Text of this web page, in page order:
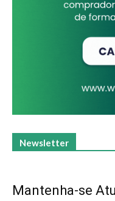
Newsletter
Mantenha-se